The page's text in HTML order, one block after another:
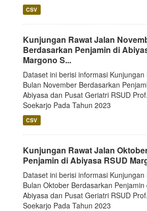
CSV
Kunjungan Rawat Jalan
Berdasarkan Penjamin di
Margono S...
Dataset ini berisi informasi Kunjungan
Bulan November Berdasarkan
Abiyasa dan Pusat Geriatri RSUD
Soekarjo Pada Tahun 2023
CSV
Kunjungan Rawat Jalan
Penjamin di Abiyasa RSUD
Dataset ini berisi informasi Kunjungan
Bulan Oktober Berdasarkan Penjamin
Abiyasa dan Pusat Geriatri RSUD
Soekarjo Pada Tahun 2023